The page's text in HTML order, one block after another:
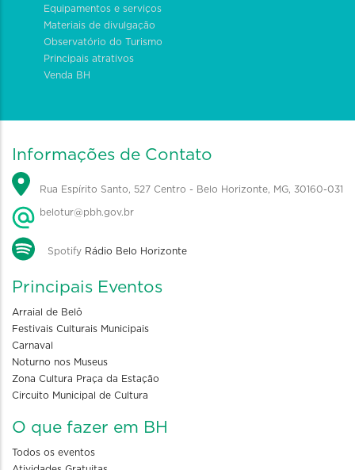
Equipamentos e serviços
Materiais de divulgação
Observatório do Turismo
Principais atrativos
Venda BH
Informações de Contato
Rua Espírito Santo, 527 Centro - Belo Horizonte, MG, 30160-031
belotur@pbh.gov.br
Spotify Rádio Belo Horizonte
Principais Eventos
Arraial de Belô
Festivais Culturais Municipais
Carnaval
Noturno nos Museus
Zona Cultura Praça da Estação
Circuito Municipal de Cultura
O que fazer em BH
Todos os eventos